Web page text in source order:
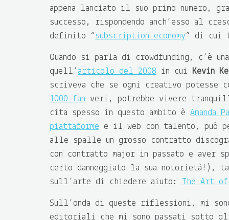
appena lanciato il suo primo numero,
successo, rispondendo anch’esso al
definito “ subscription economy” di cui
Quando si parla di crowdfunding, c’è
quell’ articolo del 2008 in cui Kevin
scriveva che se ogni creativo potesse
1000 fan veri, potrebbe vivere
cita spesso in questo ambito è Amanda
piattaforme e il web con talento, può
alle spalle un grosso contratto
con contratto major in passato e aver
certo danneggiato la sua
sull’arte di chiedere aiuto: The Art of
Sull’onda di queste riflessioni, mi
editoriali che mi sono passati sotto